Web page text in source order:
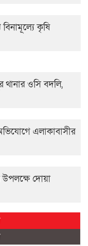
কৃষি
থানার ওসি বদলি,
এলাকাবাসীর
উপলক্ষে দোয়া